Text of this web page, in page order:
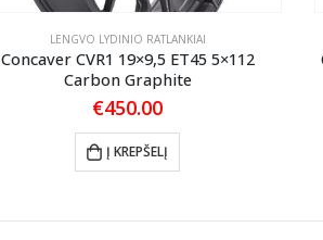
LENGVO LYDINIO RATLANKIAI
Concaver CVR1 19×9,5 ET45 5×112
Carbon Graphite
€450.00
Į KREPŠELĮ